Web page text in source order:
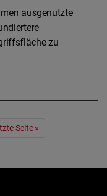
ausgenutzte
zu
Seite »